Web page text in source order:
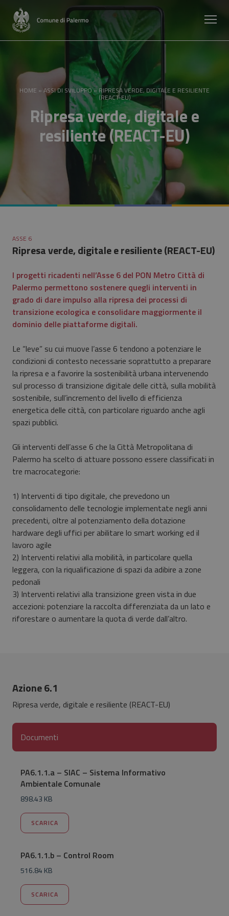
HOME » ASSI DI SVILUPPO»RIPRESA VERDE, DIGITALE E RESILIENTE
(REACT-EU)
Ripresa verde, digitale e
resiliente (REACT-EU)
ASSE 6
Ripresa verde, digitale e resiliente (REACT-EU)
I progetti ricadenti nell’Asse 6 del PON Metro Città di
Palermo permettono sostenere quegli interventi in
grado di dare impulso alla ripresa dei processi di
transizione ecologica e consolidare maggiormente il
dominio delle piattaforme digitali.
Le “leve” su cui muove l’asse 6 tendono a potenziare le
condizioni di contesto necessarie soprattutto a preparare
la ripresa e a favorire la sostenibilità urbana intervenendo
sul processo di transizione digitale delle città, sulla mobilità
sostenibile, sull’incremento del livello di efficienza
energetica delle città, con particolare riguardo anche agli
spazi pubblici.
Gli interventi dell’asse 6 che la Città Metropolitana di
Palermo ha scelto di attuare possono essere classificati in
tre macrocategorie:
1) Interventi di tipo digitale, che prevedono un
consolidamento delle tecnologie implementate negli anni
precedenti, oltre al potenziamento della dotazione
hardware degli uffici per abilitare lo smart working ed il
lavoro agile
2) Interventi relativi alla mobilità, in particolare quella
leggera, con la riqualificazione di spazi da adibire a zone
pedonali
3) Interventi relativi alla transizione green vista in due
accezioni: potenziare la raccolta differenziata da un lato e
riforestare o aumentare la quota di verde dall’altro.
Azione 6.1
Ripresa verde, digitale e resiliente (REACT-EU)
Documenti
PA6.1.1.a – SIAC – Sistema Informativo
Ambientale Comunale
898.43 KB
SCARICA
PA6.1.1.b – Control Room
516.84 KB
SCARICA